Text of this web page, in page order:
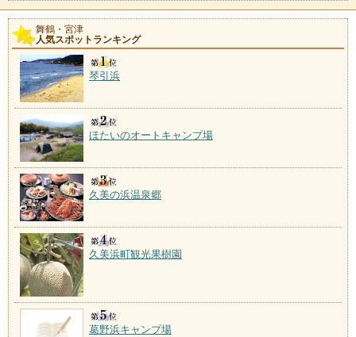
舞鶴・宮津
人気スポットランキング
琴引浜
ほたいのオートキャンプ場
久美の浜温泉郷
久美浜町観光果樹園
葛野浜キャンプ場